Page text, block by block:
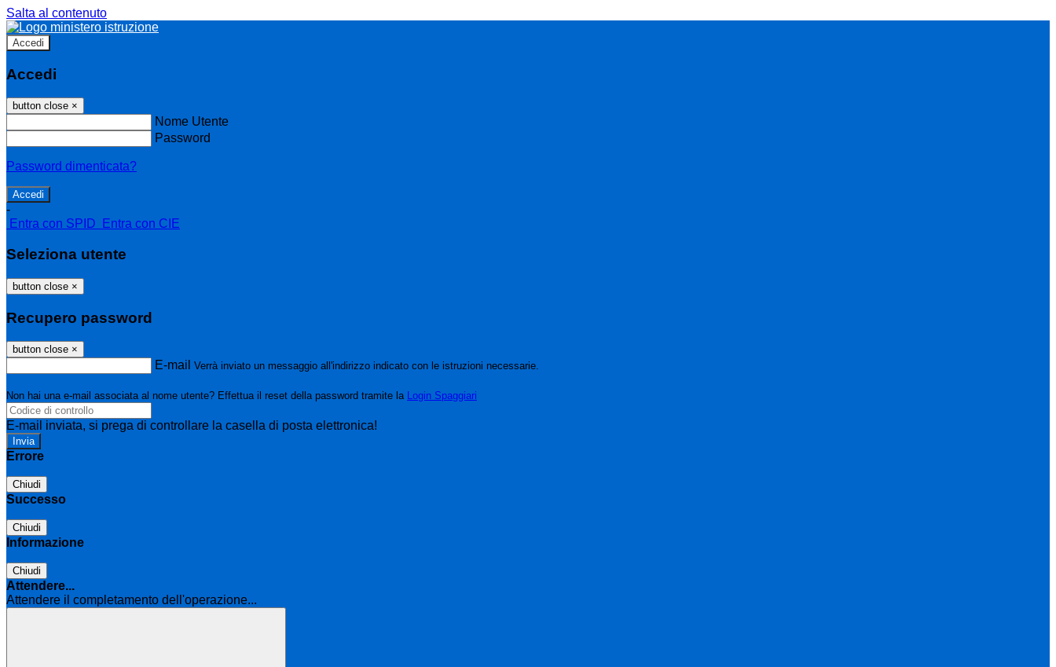
Salta al contenuto
Accedi
Accedi
button close ×
Nome Utente
Password
Password dimenticata?
-
Entra con SPID
Entra con CIE
Seleziona utente
button close ×
Recupero password
button close ×
E-mail Verrà inviato un messaggio all'indirizzo indicato con le istruzioni necessarie.
Non hai una e-mail associata al nome utente? Effettua il reset della password tramite la Login Spaggiari
E-mail inviata, si prega di controllare la casella di posta elettronica!
Errore
Chiudi
Successo
Chiudi
Informazione
Chiudi
Attendere...
Attendere il completamento dell'operazione...